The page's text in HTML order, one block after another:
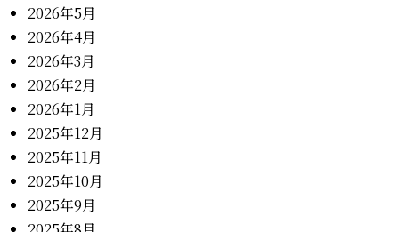
2026年5月
2026年4月
2026年3月
2026年2月
2026年1月
2025年12月
2025年11月
2025年10月
2025年9月